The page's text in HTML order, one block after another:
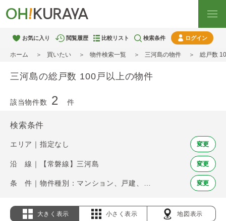
お気に入り 閲覧履歴 比較リスト 検索条件 ログイン
ホーム 買いたい 物件検索一覧 三河島の物件 総戸数
三河島の総戸数 100戸以上の物件
該当物件数 2 件
検索条件
エリア｜指定なし 変更
沿 線｜【常磐線】三河島 変更
変更
大きく表示 小さく表示 地図表示